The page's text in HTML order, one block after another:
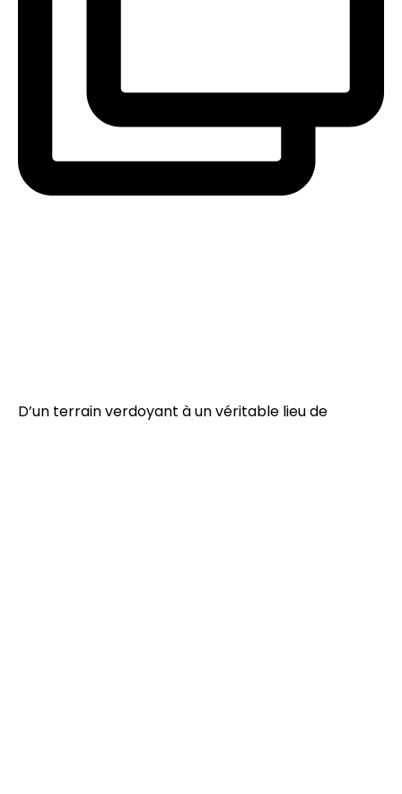
D’un terrain verdoyant à un véritable lieu de